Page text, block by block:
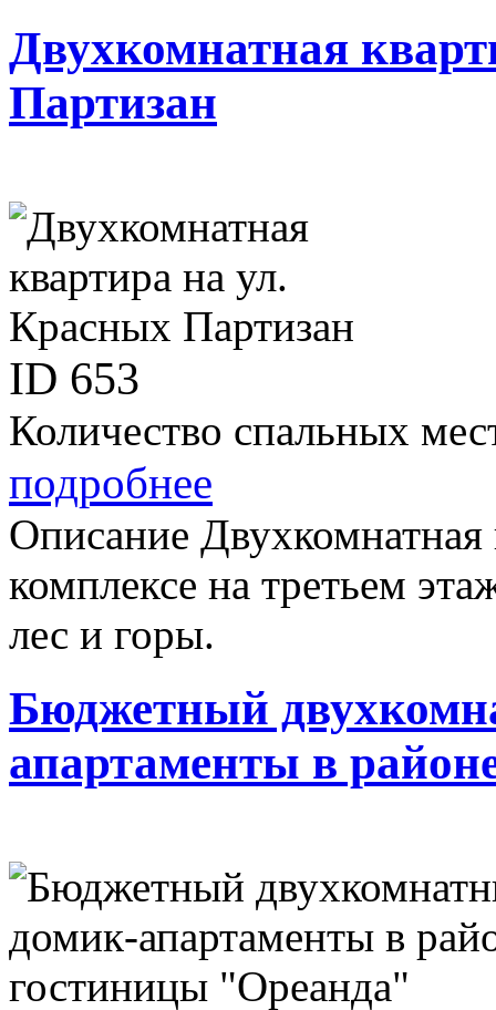
Двухкомнатная
Партизан
ID 653
Количество спальных
подробнее
Описание
комплексе на третьем
лес и горы.
Бюджетный
апартаменты в